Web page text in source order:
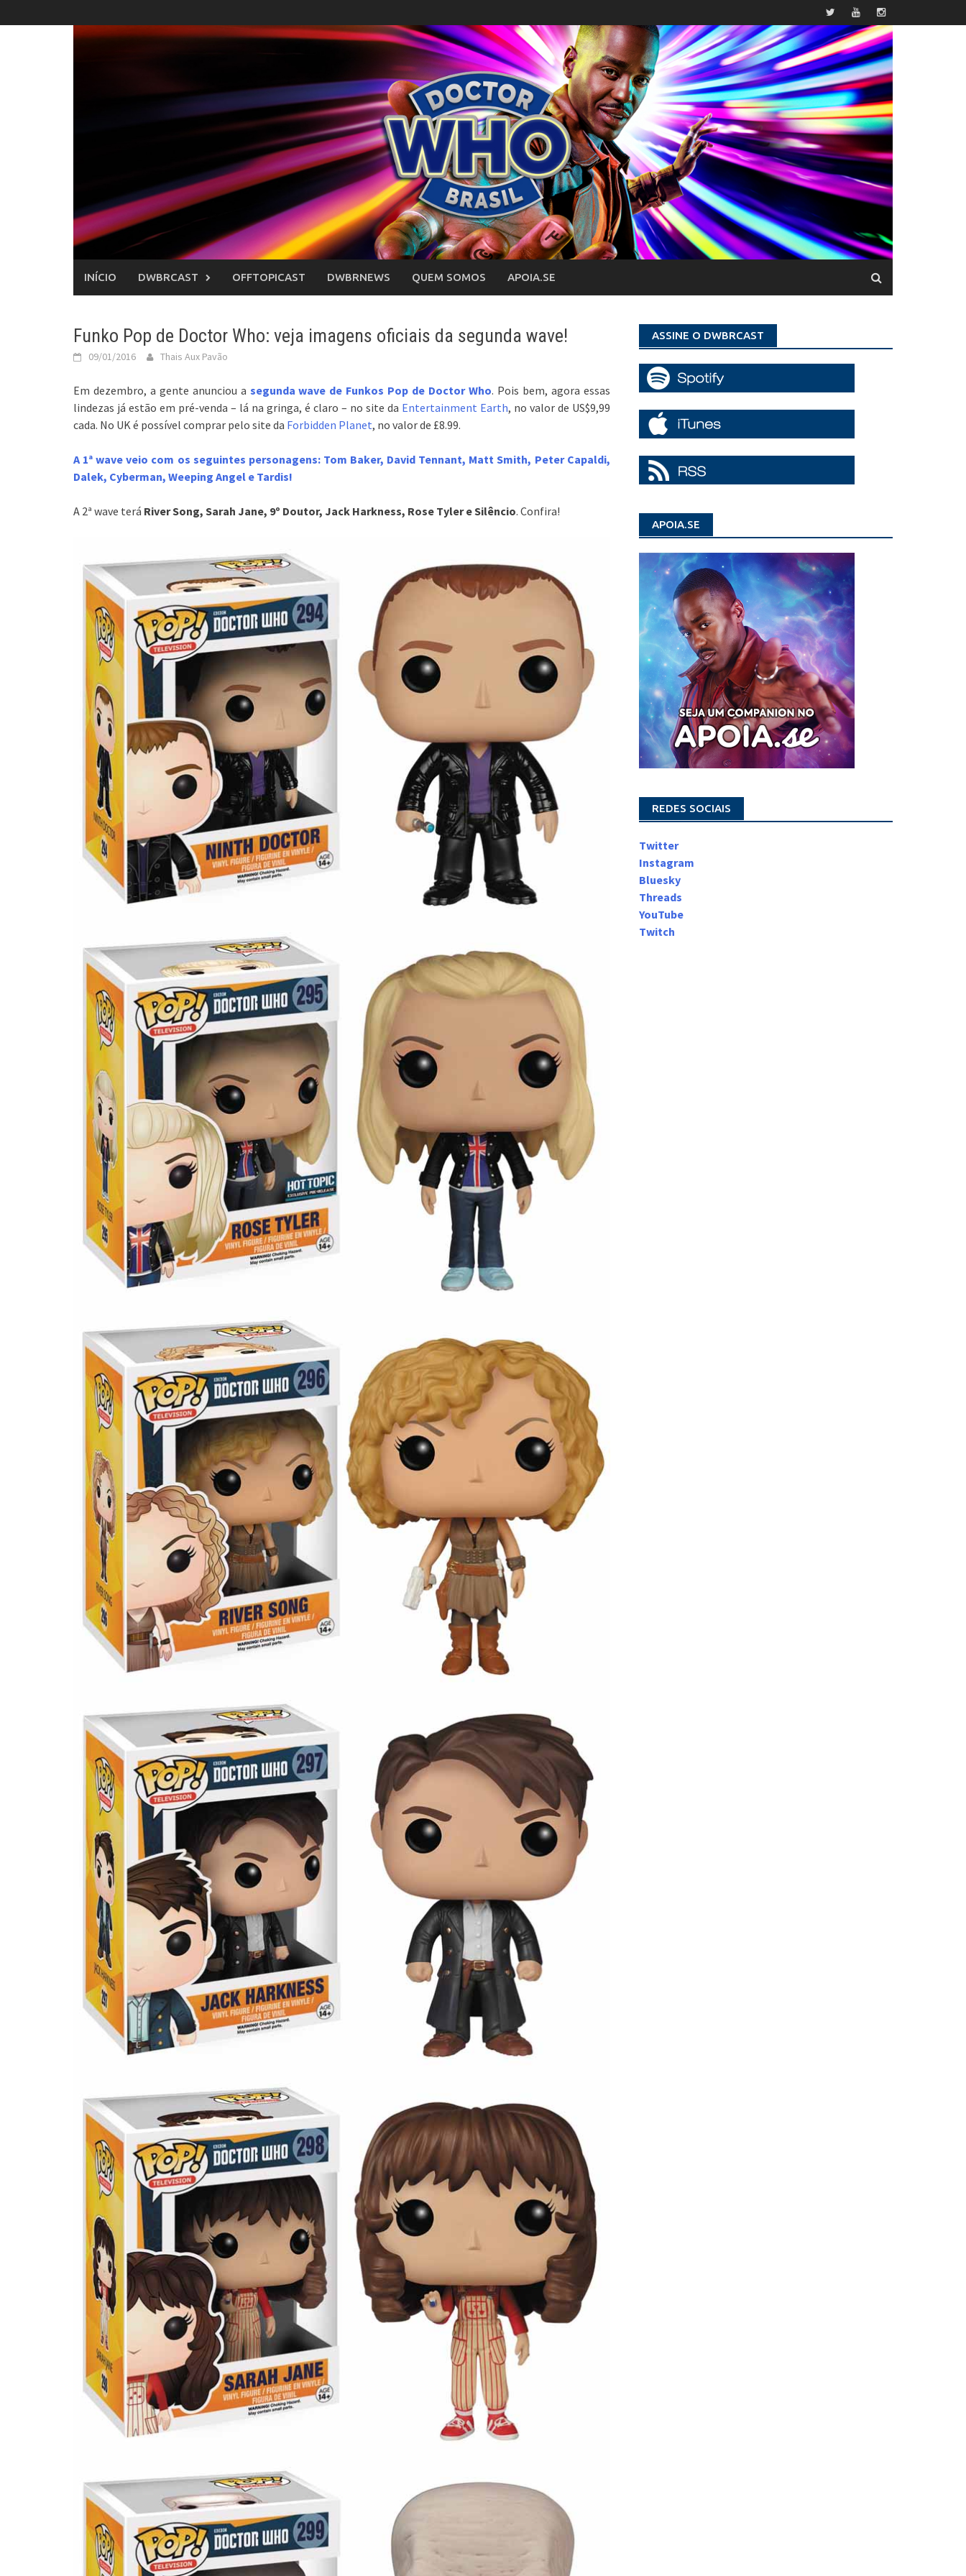
to
INÍCIO DWBRCAST OFFTOPICAST DWBRNEWS QUEM SOMOS APOIA.SE
Funko Pop de Doctor Who: veja imagens oficiais da segunda wave!
09/01/2016 Thais Aux Pavão
Em dezembro, a gente anunciou a segunda wave de Funkos Pop de Doctor Who. Pois bem, agora essas
lindezas já estão em pré-venda – lá na gringa, é claro – no site da Entertainment Earth, no valor de US$9,99
cada. No UK é possível comprar pelo site da Forbidden Planet, no valor de £8.99.
A 1ª wave veio com os seguintes personagens: Tom Baker, David Tennant, Matt Smith, Peter Capaldi,
Dalek, Cyberman, Weeping Angel e Tardis!
A 2ª wave terá River Song, Sarah Jane, 9º Doutor, Jack Harkness, Rose Tyler e Silêncio. Confira!
ASSINE O DWBRCAST
APOIA.SE
REDES SOCIAIS
Twitter
Instagram
Bluesky
Threads
YouTube
Twitch